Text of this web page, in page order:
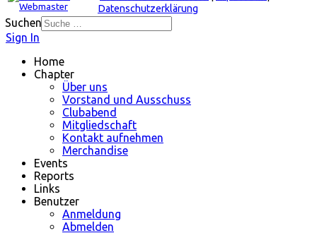
Datenschutzerklärung
Suchen
Sign In
Home
Chapter
Über uns
Vorstand und Ausschuss
Clubabend
Mitgliedschaft
Kontakt aufnehmen
Merchandise
Events
Reports
Links
Benutzer
Anmeldung
Abmelden